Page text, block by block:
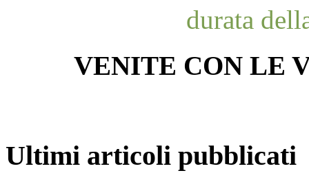
durata
VENITE CON LE
Ultimi articoli pubblicati